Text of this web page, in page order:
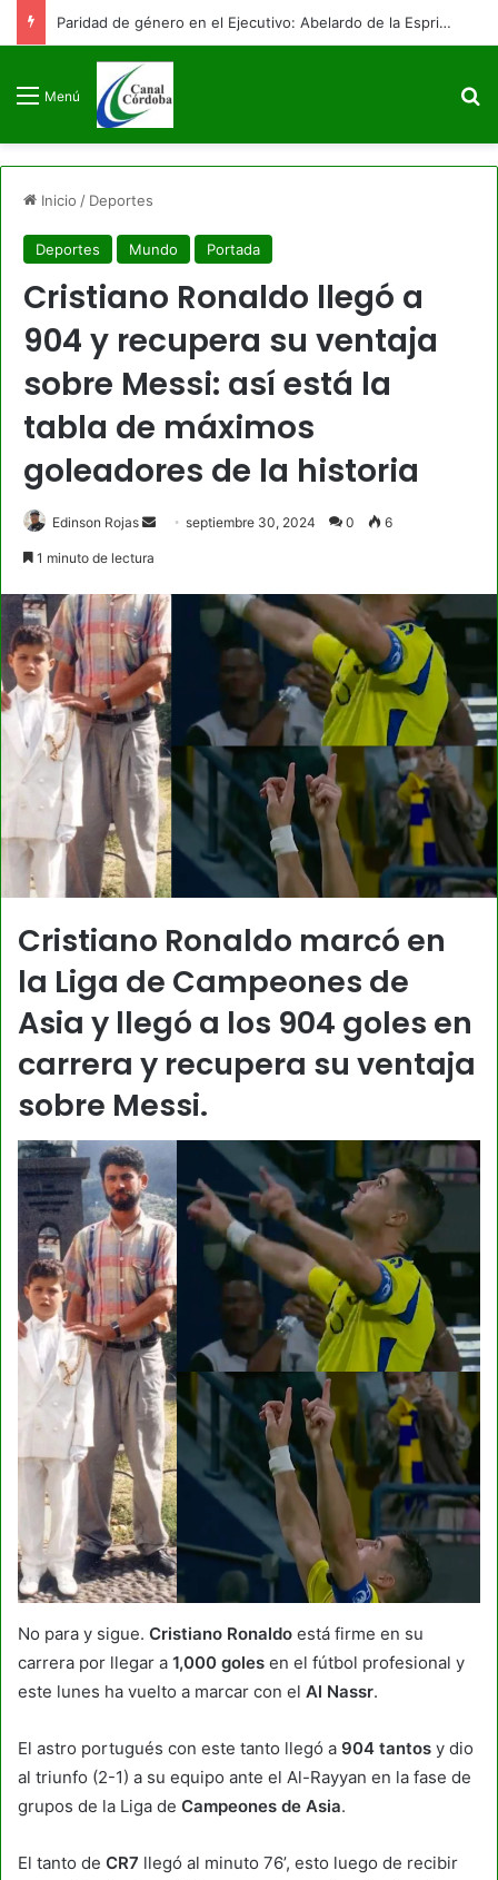
Paridad de género en el Ejecutivo: Abelardo de la Espriella posesiona a su equipo de gobierno con 9 mujeres y 9 hombres
Menú
Inicio / Deportes
Deportes Mundo Portada
Cristiano Ronaldo llegó a
904 y recupera su ventaja
sobre Messi: así está la
tabla de máximos
goleadores de la historia
Edinson Rojas
Sendseptiembre 30, 2024 0 6
1 minuto de lectura
Cristiano Ronaldo marcó en
la Liga de Campeones de
Asia y llegó a los 904 goles en
carrera y recupera su ventaja
sobre Messi.
No para y sigue. Cristiano Ronaldo está firme en su
carrera por llegar a 1,000 goles en el fútbol profesional y
este lunes ha vuelto a marcar con el Al Nassr.
El astro portugués con este tanto llegó a 904 tantos y dio
al triunfo (2-1) a su equipo ante el Al-Rayyan en la fase de
grupos de la Liga de Campeones de Asia.
El tanto de CR7 llegó al minuto 76’, esto luego de recibir